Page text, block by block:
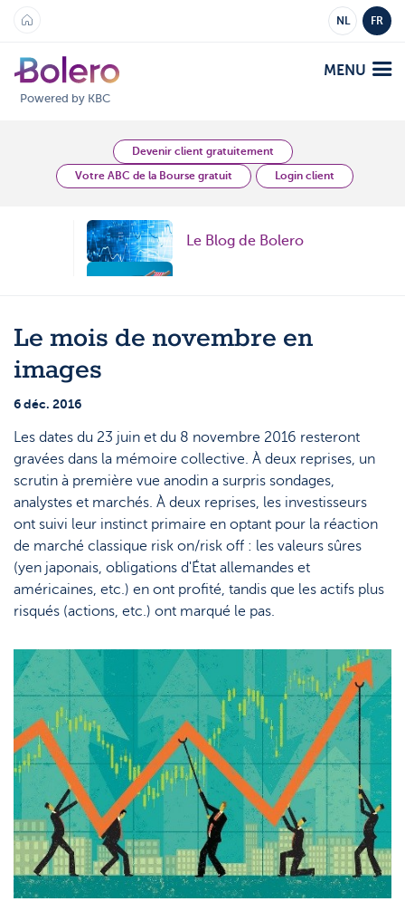
NL FR
Powered by KBC
MENU
Analyses et Vision
Produits
Produits
Plateformes
Support
Documents
Questions fréquemment posées
Lexique
Devenir client gratuitement
Votre ABC de la Bourse gratuit
Login client
Le Blog de Bolero
Le monde des ETF
Nos analystes
Le mois de novembre en
images
6 déc. 2016
Les dates du 23 juin et du 8 novembre 2016 resteront
gravées dans la mémoire collective. À deux reprises, un
scrutin à première vue anodin a surpris sondages,
analystes et marchés. À deux reprises, les investisseurs
ont suivi leur instinct primaire en optant pour la réaction
de marché classique risk on/risk off : les valeurs sûres
(yen japonais, obligations d'État allemandes et
américaines, etc.) en ont profité, tandis que les actifs plus
risqués (actions, etc.) ont marqué le pas.